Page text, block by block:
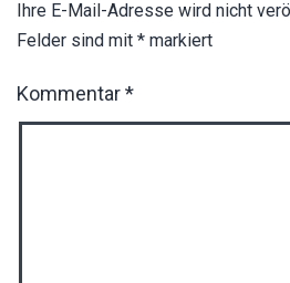
Ihre E-Mail-Adresse wird nicht
Felder sind mit * markiert
Kommentar*